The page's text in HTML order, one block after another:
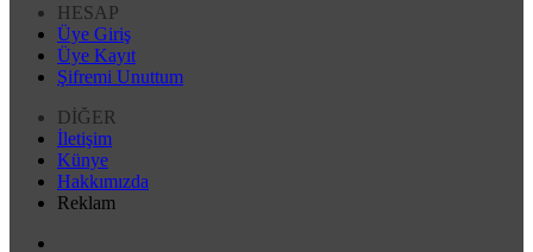
HESAP
Üye Giriş
Üye Kayıt
Şifremi Unuttum
DİĞER
İletişim
Künye
Hakkımızda
Reklam